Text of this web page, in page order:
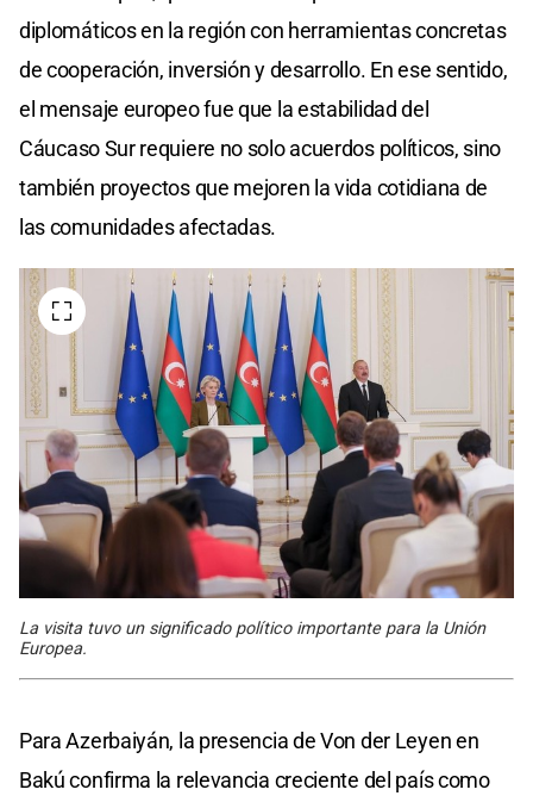
diplomáticos en la región con herramientas concretas
de cooperación, inversión y desarrollo. En ese sentido,
el mensaje europeo fue que la estabilidad del
Cáucaso Sur requiere no solo acuerdos políticos, sino
también proyectos que mejoren la vida cotidiana de
las comunidades afectadas.
La visita tuvo un significado político importante para la Unión
Europea.
Para Azerbaiyán, la presencia de Von der Leyen en
Bakú confirma la relevancia creciente del país como